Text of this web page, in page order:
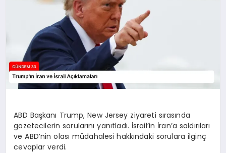
ABD Başkanı Trump, New Jersey ziyareti sırasında
gazetecilerin sorularını yanıtladı. İsrail’in İran’a saldırıları
ve ABD’nin olası müdahalesi hakkındaki sorulara ilginç
cevaplar verdi.